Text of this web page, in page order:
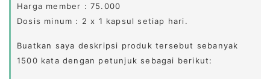
Harga member : 75.000
Dosis minum : 2 x 1 kapsul setiap hari.
Buatkan saya deskripsi produk tersebut sebanyak
1500 kata dengan petunjuk sebagai berikut: